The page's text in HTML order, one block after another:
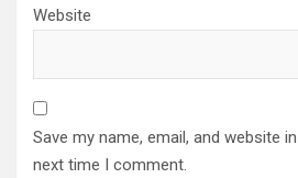
Website
Save my name, email, and website
next time I comment.